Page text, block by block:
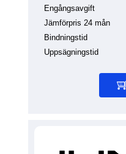
Engångsavgift
Jämförpris 24 mån
Bindningstid
Uppsägningstid